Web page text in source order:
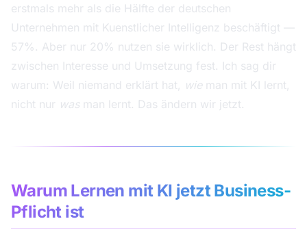
erstmals mehr als die Hälfte der deutschen
Unternehmen mit Kuenstlicher Intelligenz beschäftigt —
57%. Aber nur 20% nutzen sie wirklich. Der Rest hängt
zwischen Interesse und Umsetzung fest. Ich sag dir
warum: Weil niemand erklärt hat,
wie man mit KI lernt,
nicht nur wasman lernt. Das ändern wir jetzt.
Warum Lernen mit KI jetzt Business-
Pflicht ist